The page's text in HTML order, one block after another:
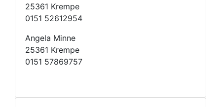
25361 Krempe
0151 52612954
Angela Minne
25361 Krempe
0151 57869757